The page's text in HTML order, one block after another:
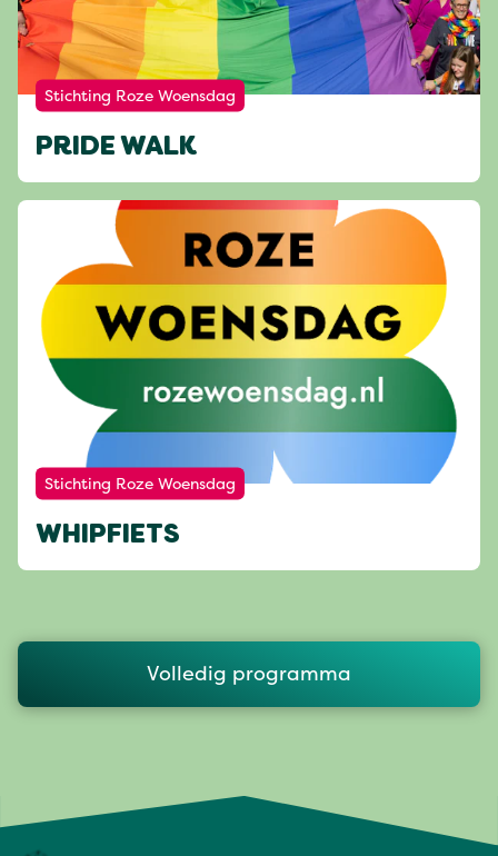
Stichting Roze Woensdag
PRIDE WALK
Stichting Roze Woensdag
WHIPFIETS
Volledig programma